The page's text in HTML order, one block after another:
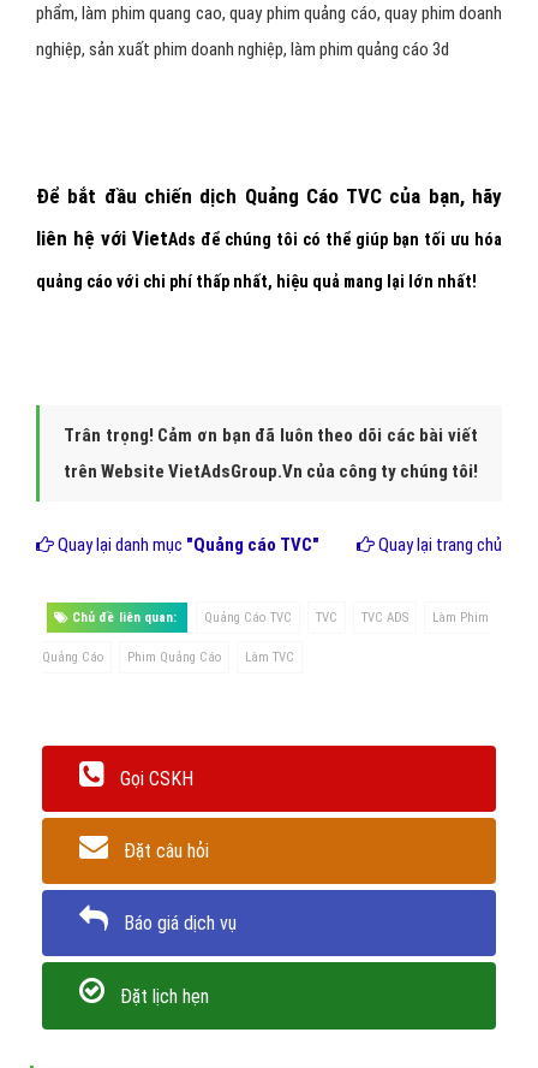
phẩm, làm phim quang cao, quay phim quảng cáo, quay phim doanh
nghiệp, sản xuất phim doanh nghiệp, làm phim quảng cáo 3d
Để bắt đầu chiến dịch Quảng Cáo TVC của bạn, hãy
liên hệ với VietAds để chúng tôi có thể giúp bạn tối ưu hóa
quảng cáo với chi phí thấp nhất, hiệu quả mang lại lớn nhất!
Trân trọng! Cảm ơn bạn đã luôn theo dõi các bài viết
trên Website VietAdsGroup.Vn của công ty chúng tôi!
Quay lại danh mục "Quảng cáo TVC" Quay lại trang chủ
Chủ đề liên quan: Quảng Cáo TVC TVC TVC ADS Làm Phim
Quảng Cáo Phim Quảng Cáo Làm TVC
Gọi CSKH
Đặt câu hỏi
Báo giá dịch vụ
Đặt lịch hẹn